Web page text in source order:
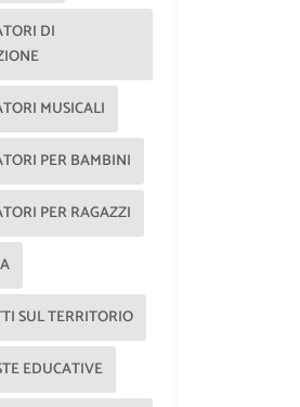
DI
MUSICALI
PER BAMBINI
PER RAGAZZI
SUL TERRITORIO
EDUCATIVE